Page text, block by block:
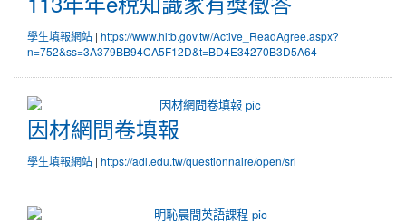
學生填報網站 | https://www.hltb.gov.tw/Active_ReadAgree.aspx?
n=752&ss=3A379BB94CA5F12D&t=BD4E34270B3D5A64
因材網問卷填報
學生填報網站 | https://adl.edu.tw/questionnaire/open/srl